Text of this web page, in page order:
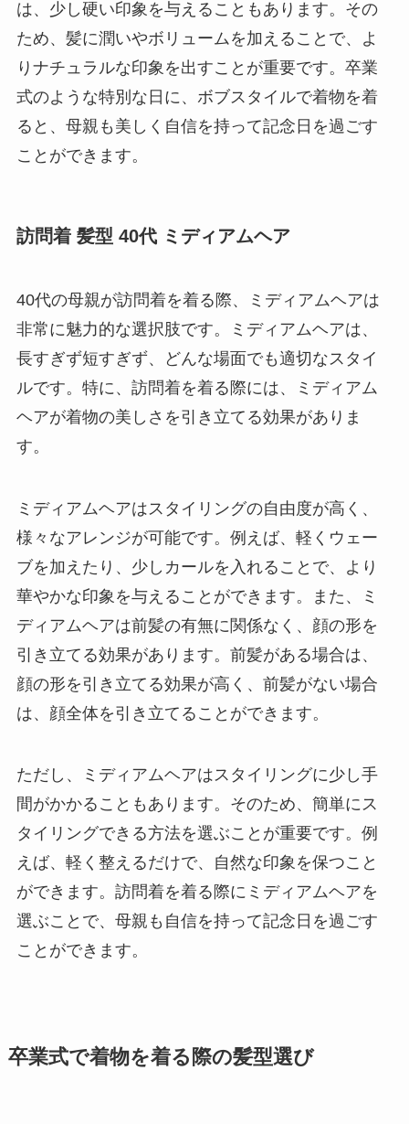
は、少し硬い印象を与えることもあります。その
ため、髪に潤いやボリュームを加えることで、よ
りナチュラルな印象を出すことが重要です。卒業
式のような特別な日に、ボブスタイルで着物を着
ると、母親も美しく自信を持って記念日を過ごす
ことができます。
訪問着 髪型 40代 ミディアムヘア
40代の母親が訪問着を着る際、ミディアムヘアは
非常に魅力的な選択肢です。ミディアムヘアは、
長すぎず短すぎず、どんな場面でも適切なスタイ
ルです。特に、訪問着を着る際には、ミディアム
ヘアが着物の美しさを引き立てる効果がありま
す。
ミディアムヘアはスタイリングの自由度が高く、
様々なアレンジが可能です。例えば、軽くウェー
ブを加えたり、少しカールを入れることで、より
華やかな印象を与えることができます。また、ミ
ディアムヘアは前髪の有無に関係なく、顔の形を
引き立てる効果があります。前髪がある場合は、
顔の形を引き立てる効果が高く、前髪がない場合
は、顔全体を引き立てることができます。
ただし、ミディアムヘアはスタイリングに少し手
間がかかることもあります。そのため、簡単にス
タイリングできる方法を選ぶことが重要です。例
えば、軽く整えるだけで、自然な印象を保つこと
ができます。訪問着を着る際にミディアムヘアを
選ぶことで、母親も自信を持って記念日を過ごす
ことができます。
卒業式で着物を着る際の髪型選び